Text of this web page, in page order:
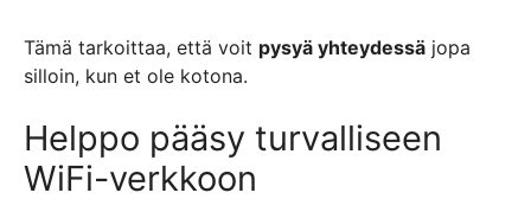
Tämä tarkoittaa, että voit pysyä yhteydessä jopa
silloin, kun et ole kotona.
Helppo pääsy turvalliseen
WiFi-verkkoon